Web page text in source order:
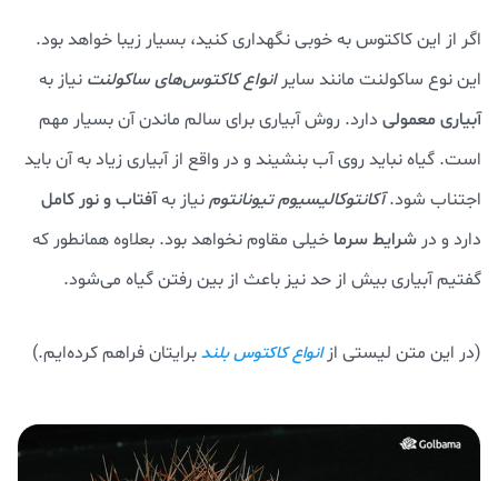
اگر از این کاکتوس به خوبی نگهداری کنید، بسیار زیبا خواهد بود.
این نوع ساکولنت مانند سایرانواع کاکتوس‌های ساکولنت‌ نیاز به
آبیاری معمولی دارد. روش آبیاری برای سالم ماندن آن بسیار مهم
است. گیاه نباید روی آب بنشیند و در واقع از آبیاری زیاد به آن باید
اجتناب شود.آکانتوکالیسیوم تیونانتومنیاز بهآفتاب و نور کامل
دارد و در شرایط سرما خیلی مقاوم نخواهد بود. بعلاوه همانطور که
گفتیم آبیاری بیش از حد نیز باعث از بین رفتن گیاه می‌شود.
(در این متن لیستی ازانواع کاکتوس بلندبرایتان فراهم کرده‌ایم.)